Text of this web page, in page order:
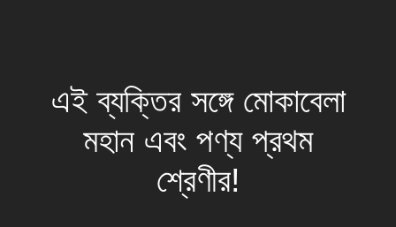
এই ব্যক্তির সঙ্গে মোকাবেলা
মহান এবং পণ্য প্রথম
শ্রেণীর!